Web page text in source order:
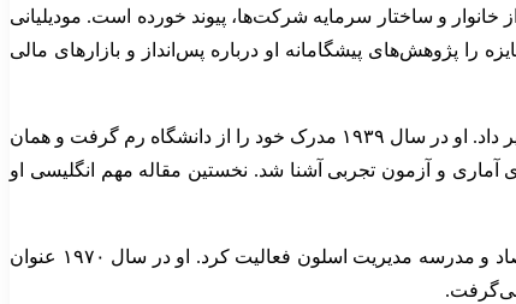
مدرن، یعنی رفتار پس‌انداز خانوار و ساختار سرمایه شرکت‌ها، پیوند خورده است. مودیلیانی
را پژوهش‌های پیشگامانه او درباره پس‌انداز و بازارهای مالی
مودیلیانی تحصیلات دانشگاهی را در دانشگاه رم آغاز کرد و ابتدا حقوق خواند، اما موفقیت در یک رقابت علمی اقتصادی مسیر حرفه‌ای او را تغییر داد. او در سال ۱۹۳۹ مدرک خود را از دانشگاه رم گرفت و همان
آماری و آزمون تجربی آشنا شد. نخستین مقاله مهم انگلیسی او
مودیلیانی پس از تدریس و پژوهش در چند مرکز علمی، در سال ۱۹۶۲ به هیات علمی موسسه فناوری ماساچوست پیوست و در دانشکده اقتصاد و مدرسه مدیریت اسلون فعالیت کرد. او در سال ۱۹۷۰ عنوان
می‌گرفت.